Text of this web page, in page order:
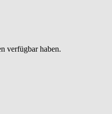
verfügbar haben.